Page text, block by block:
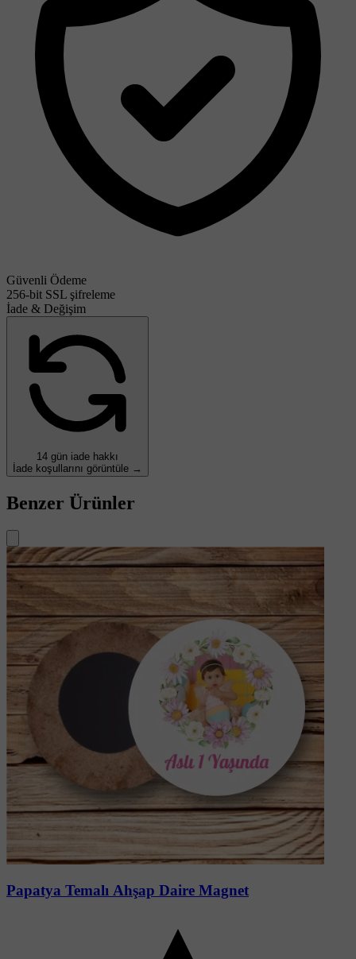
Güvenli Ödeme
256-bit SSL şifreleme
İade & Değişim
14 gün iade hakkı
İade koşullarını görüntüle →
Benzer Ürünler
Papatya Temalı Ahşap Daire Magnet